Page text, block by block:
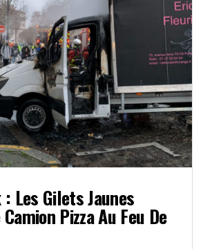
Les Gilets Jaunes
Pizza Au Feu De